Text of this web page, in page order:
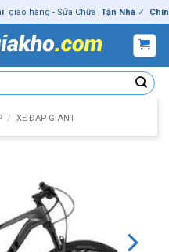
hàng - Sửa Chữa Tận Nhà ✓ Chính
/ XE ĐẠP GIANT